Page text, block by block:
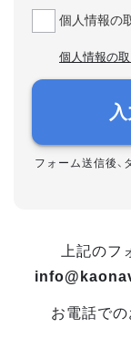
個人情報の
個人情報の
フォーム送信後
上記のフ
お電話で